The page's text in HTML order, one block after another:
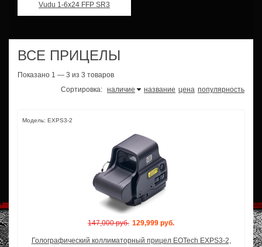
Vudu 1-6x24 FFP SR3
ВСЕ ПРИЦЕЛЫ
Показано 1 — 3 из 3 товаров
Сортировка: наличие название цена популярность
Модель: EXPS3-2
147,000 руб. 129,999 руб.
Голографический коллиматорный прицел EOTech EXPS3-2,